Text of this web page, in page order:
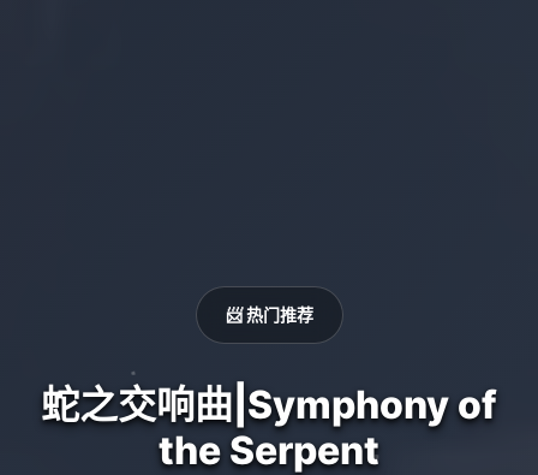
📨 热门推荐
蛇之交响曲|Symphony of
the Serpent